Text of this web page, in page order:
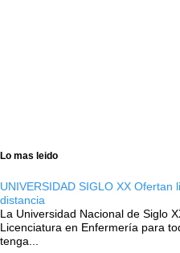
Lo mas leido
UNIVERSIDAD SIGLO XX
distancia
La Universidad Nacional de Siglo
Licenciatura en Enfermería para
tenga...